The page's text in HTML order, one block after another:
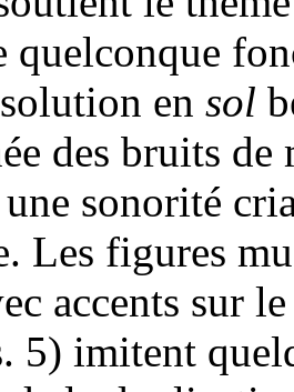
quelconque
en sol
des bruits
sonorité
Les figures
accents sur
5) imitent